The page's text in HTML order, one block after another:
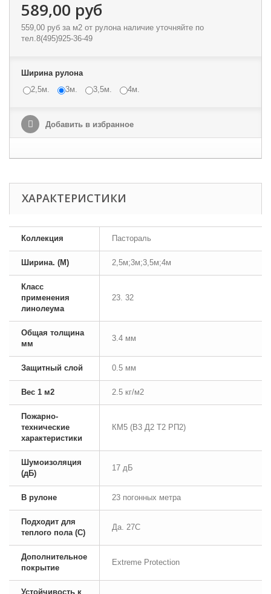
589,00 руб
559,00 руб за м2 от рулона наличие уточняйте по
тел.8(495)925-36-49
Ширина рулона
2,5м.
3м. 3,5м. 4м.
Добавить в избранное
ХАРАКТЕРИСТИКИ
Коллекция Пастораль
Ширина. (М) 2,5м;3м;3,5м;4м
Класс
применения
линолеума
23. 32
Общая толщина
мм
3.4 мм
Защитный слой 0.5 мм
Вес 1 м2 2.5 кг/м2
Пожарно-
технические
характеристики
КМ5 (В3 Д2 Т2 РП2)
Шумоизоляция
(дБ)
17 дБ
В рулоне 23 погонных метра
Подходит для
теплого пола (С)
Да. 27С
Дополнительное
покрытие
Extreme Protection
Устойчивость к